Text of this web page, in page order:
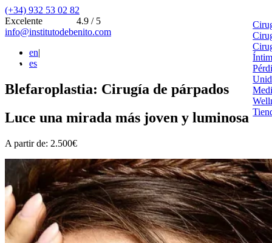
(+34) 932 53 02 82
Excelente
4.9 / 5
info@institutodebenito.com
en|
es
Blefaroplastia: Cirugía de párpados
Luce una mirada más joven y luminosa
A partir de: 2.500€